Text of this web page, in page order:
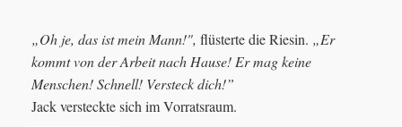
Thump... Thump... Thump…
„Oh je, das ist mein Mann!", flüsterte die Riesin. „Er
kommt von der Arbeit nach Hause! Er mag keine
Menschen! Schnell! Versteck dich!”
Jack versteckte sich im Vorratsraum.